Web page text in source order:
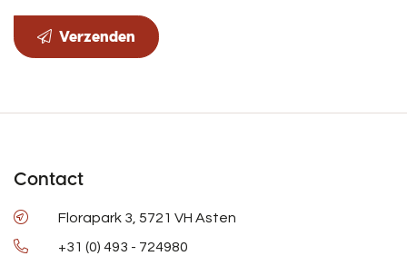
Verzenden
Contact
Florapark 3, 5721 VH Asten
+31 (0) 493 - 724980